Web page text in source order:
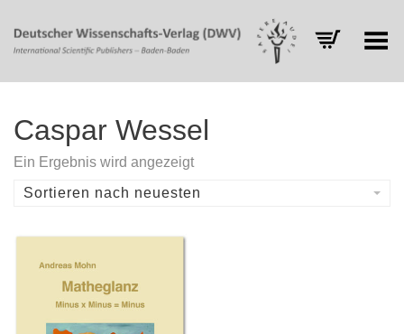
Toggle Menu
Caspar Wessel
Ein Ergebnis wird angezeigt
Sortieren nach neuesten